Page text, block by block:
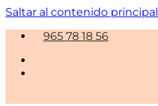
Saltar al contenido principal
965 78 18 56